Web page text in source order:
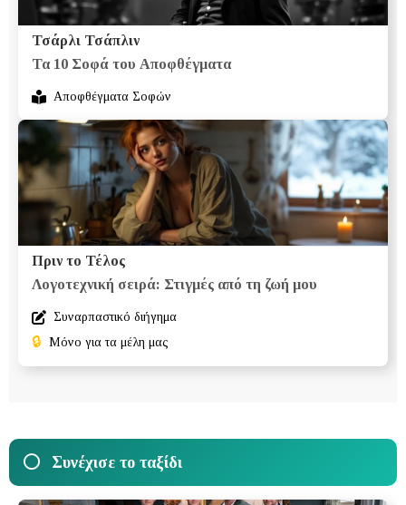
Τσάρλι Τσάπλιν
Τα 10 Σοφά του Αποφθέγματα
Αποφθέγματα Σοφών
Πριν το Τέλος
Λογοτεχνική σειρά: Στιγμές από τη ζωή μου
Συναρπαστικό διήγημα
🔒 Μόνο για τα μέλη μας
Συνέχισε το ταξίδι